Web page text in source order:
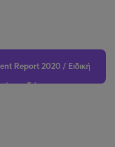
Report 2020 / Ειδική
εδώ